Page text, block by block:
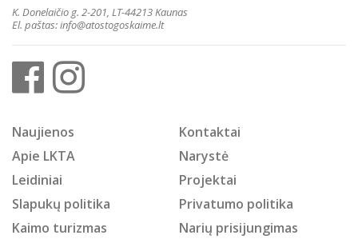
K. Donelaičio g. 2-201, LT-44213 Kaunas
El. paštas:info@atostogoskaime.lt
Naujienos
Kontaktai
Apie LKTA
Narystė
Leidiniai
Projektai
Slapukų politika
Privatumo politika
Kaimo turizmas
Narių prisijungimas